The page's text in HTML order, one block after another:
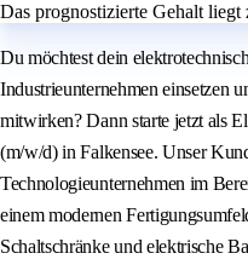
Das prognostizierte Gehalt
Du möchtest dein
Industrieunternehmen einsetzen
mitwirken? Dann starte jetzt als
(m/w/d) in Falkensee. Unser
Technologieunternehmen im
einem modernen
Schaltschränke und elektrische